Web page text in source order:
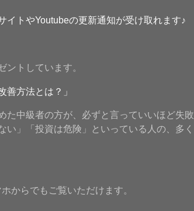
イトやYoutubeの更新通知が受け取れます♪
トしています。
方法とは？」
た中級者の方が、必ずと言っていいほど失敗
」「投資は危険」といっている人の、多く
からでもご覧いただけます。